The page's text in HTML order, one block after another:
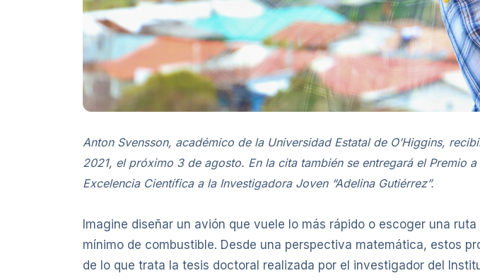
Anton Svensson, académico de la Universidad Estatal de O’Higgins,
2021, el próximo 3 de agosto. En la cita también se entregará el Premio
Excelencia Científica a la Investigadora Joven “Adelina Gutiérrez”.
Imagine diseñar un avión que vuele lo más rápido o escoger una
mínimo de combustible. Desde una perspectiva matemática, estos
de lo que trata la tesis doctoral realizada por el investigador del